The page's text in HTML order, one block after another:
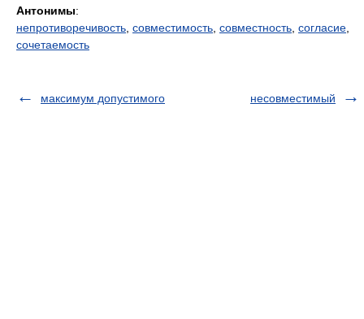
Антонимы:
непротиворечивость совместимость совместность согласие
сочетаемость
максимум допустимого несовместимый